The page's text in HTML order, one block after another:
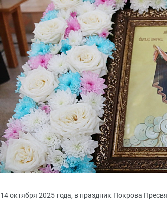
14 октября 2025 года, в праздник Покрова